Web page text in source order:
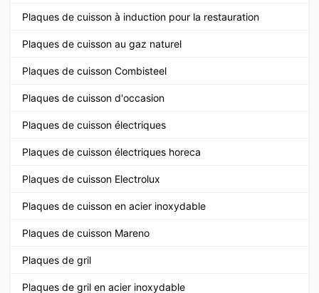
Plaques de cuisson à induction pour la restauration
Plaques de cuisson au gaz naturel
Plaques de cuisson Combisteel
Plaques de cuisson d'occasion
Plaques de cuisson électriques
Plaques de cuisson électriques horeca
Plaques de cuisson Electrolux
Plaques de cuisson en acier inoxydable
Plaques de cuisson Mareno
Plaques de gril
Plaques de gril en acier inoxydable